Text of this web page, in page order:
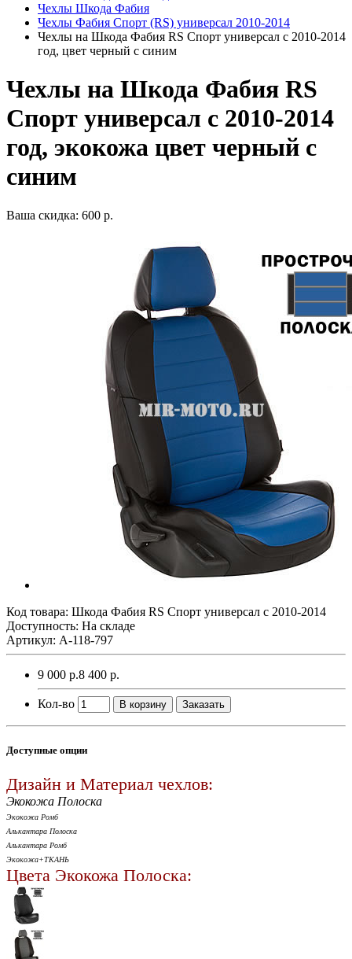
Чехлы Шкода Фабия
Чехлы Фабия Спорт (RS) универсал 2010-2014
Чехлы на Шкода Фабия RS Спорт универсал с 2010-2014
год, цвет черный с синим
Чехлы на Шкода Фабия RS
Спорт универсал с 2010-2014
год, экокожа цвет черный с
синим
Ваша скидка: 600 р.
Код товара: Шкода Фабия RS Спорт универсал с 2010-2014
Доступность: На складе
Артикул: A-118-797
9 000 р.8 400 р.
Кол-во В корзину Заказать
Доступные опции
Дизайн и Материал чехлов:
Экокожа Полоска
Экокожа Ромб
Алькантара Полоска
Алькантара Ромб
Экокожа+ТКАНЬ
Цвета Экокожа Полоска: